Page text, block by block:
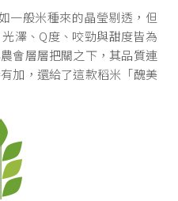
一般米種來的晶瑩剔透，但
澤、Q度、咬勁與甜度皆為
會層層把關之下，其品質連
加，還給了這款稻米「醜美